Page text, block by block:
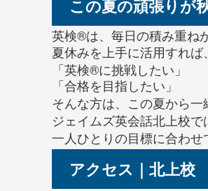
この夏の頑張りが
英検®は、毎日の積み重ね
夏休みを上手に活用すれば
「英検®に挑戦したい」
「合格を目指したい」
そんな方は、この夏から
ジェイムズ英会話北上校
一人ひとりの目標に合わせ
アクセス｜北上校